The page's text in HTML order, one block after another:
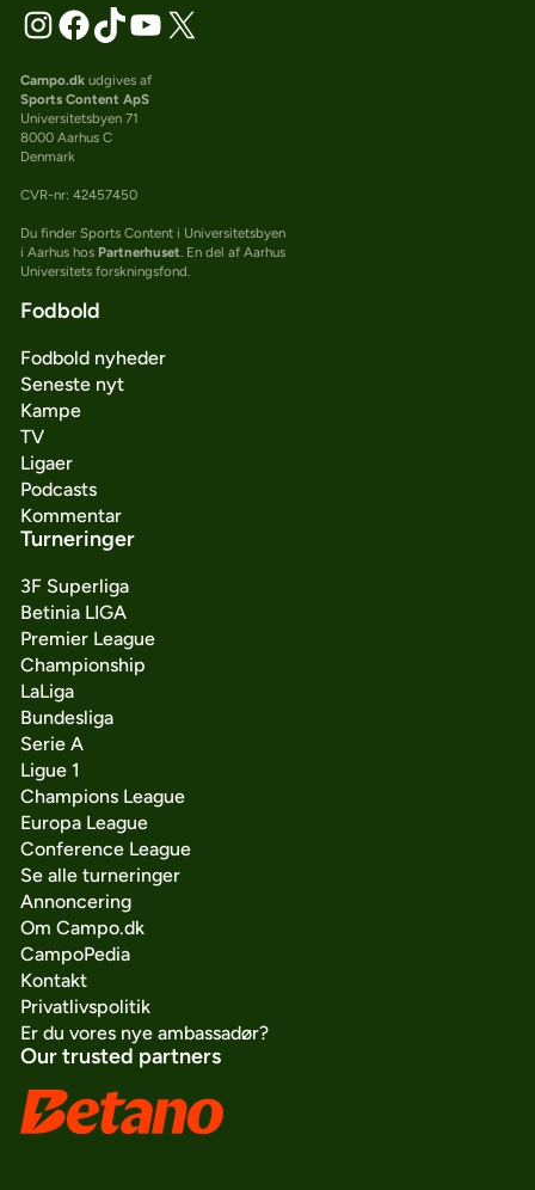
Campo.dkudgives af
Sports Content ApS
Universitetsbyen 71
8000 Aarhus C
Denmark
CVR-nr: 42457450
Du finder Sports Content i Universitetsbyen
i Aarhus hos Partnerhuset. En del af Aarhus
Universitets forskningsfond.
Fodbold
Fodbold nyheder
Seneste nyt
Kampe
TV
Ligaer
Podcasts
Kommentar
Turneringer
3F Superliga
Betinia LIGA
Premier League
Championship
LaLiga
Bundesliga
Serie A
Ligue 1
Champions League
Europa League
Conference League
Se alle turneringer
Annoncering
Om Campo.dk
CampoPedia
Kontakt
Privatlivspolitik
Er du vores nye ambassadør?
Our trusted partners